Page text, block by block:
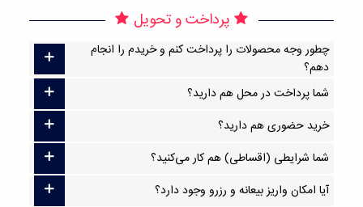
پرداخت و تحویل
چطور وجه محصولات را پرداخت کنم و خریدم را انجام
دهم؟
شما پرداخت در محل هم دارید؟
خرید حضوری هم دارید؟
شما شرایطی (اقساطی) هم کار می‌کنید؟
آیا امکان واریز بیعانه و رزرو وجود دارد؟